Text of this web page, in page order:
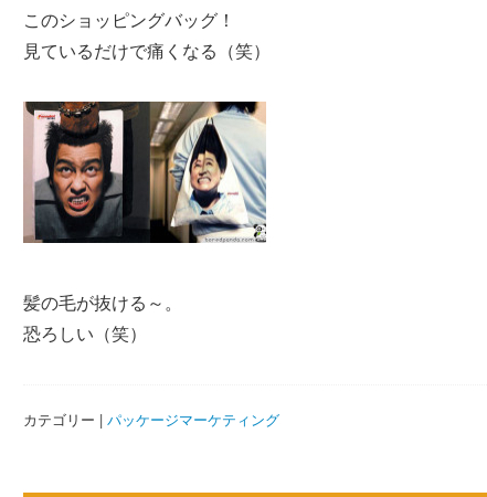
このショッピングバッグ！
見ているだけで痛くなる（笑）
髪の毛が抜ける～。
恐ろしい（笑）
カテゴリー | パッケージマーケティング